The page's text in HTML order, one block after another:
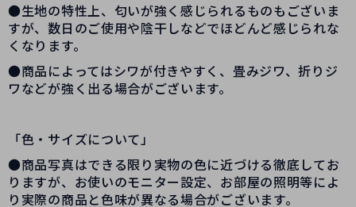
●生地の特性上、匂いが強く感じられるものもございま
すが、数日のご使用や陰干しなどでほどんど感じられな
くなります。
●商品によってはシワが付きやすく、畳みジワ、折りジ
ワなどが強く出る場合がございます。
「色・サイズについて」
●商品写真はできる限り実物の色に近づける徹底してお
りますが、お使いのモニター設定、お部屋の照明等によ
り実際の商品と色味が異なる場合がございます。